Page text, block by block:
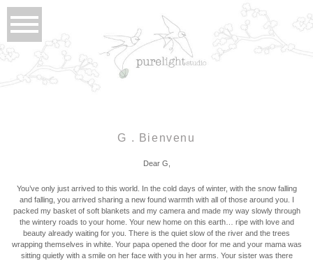
G . Bienvenu
Dear G,
You’ve only just arrived to this world. In the cold days of winter, with the snow falling
and falling, you arrived sharing a new found warmth with all of those around you. I
packed my basket of soft blankets and my camera and made my way slowly through
the wintery roads to your home. Your new home on this earth… ripe with love and
beauty already waiting for you. There is the quiet slow of the river and the trees
wrapping themselves in white. Your papa opened the door for me and your mama was
sitting quietly with a smile on her face with you in her arms. Your sister was there